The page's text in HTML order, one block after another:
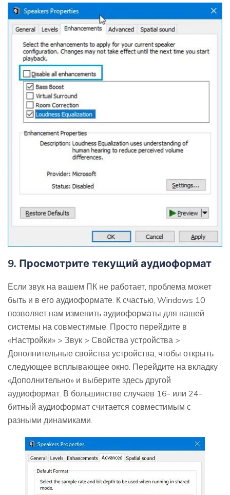
9. Просмотрите текущий аудиоформат
Если звук на вашем ПК не работает, проблема может
быть и в его аудиоформате. К счастью, Windows 10
позволяет нам изменить аудиоформаты для нашей
системы на совместимые. Просто перейдите в
«Настройки» > Звук > Свойства устройства >
Дополнительные свойства устройства, чтобы открыть
следующее всплывающее окно. Перейдите на вкладку
«Дополнительно» и выберите здесь другой
аудиоформат. В большинстве случаев 16- или 24-
битный аудиоформат считается совместимым с
разными динамиками.